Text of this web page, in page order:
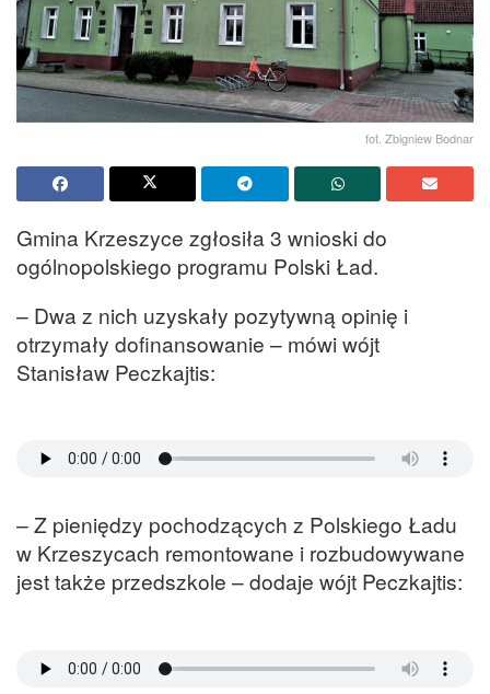
fot. Zbigniew Bodnar
Gmina Krzeszyce zgłosiła 3 wnioski do
ogólnopolskiego programu Polski Ład.
– Dwa z nich uzyskały pozytywną opinię i
otrzymały dofinansowanie – mówi wójt
Stanisław Peczkajtis:
– Z pieniędzy pochodzących z Polskiego Ładu
w Krzeszycach remontowane i rozbudowywane
jest także przedszkole – dodaje wójt Peczkajtis: